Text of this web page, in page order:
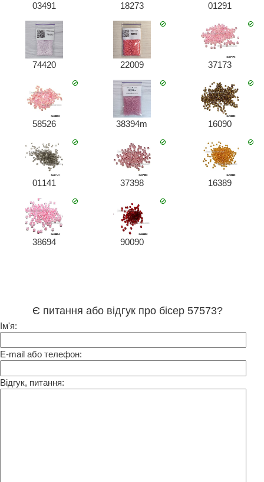
03491 18273 01291
74420 22009 37173
58526 38394m 16090
01141 37398 16389
38694 90090
Є питання або відгук про бісер 57573?
Ім'я:
E-mail або телефон:
Відгук, питання: